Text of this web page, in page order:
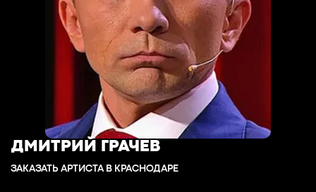
ДМИТРИЙ ГРАЧЕВ
ЗАКАЗАТЬ АРТИСТА В КРАСНОДАРЕ